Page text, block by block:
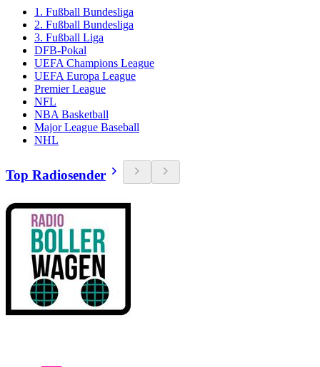
1. Fußball Bundesliga
2. Fußball Bundesliga
3. Fußball Liga
DFB-Pokal
UEFA Champions League
UEFA Europa League
Premier League
NFL
NBA Basketball
Major League Baseball
NHL
Top Radiosender